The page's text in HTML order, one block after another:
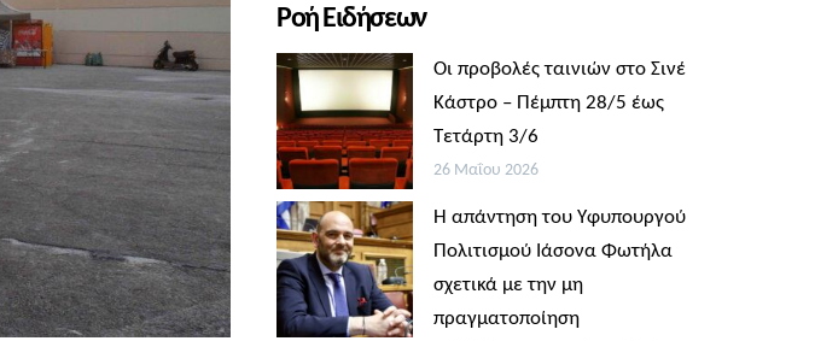
Ροή Ειδήσεων
Οι προβολές ταινιών στο Σινέ
Κάστρο – Πέμπτη 28/5 έως
Τετάρτη 3/6
26 Μαΐου 2026
Η απάντηση του Υφυπουργού
Πολιτισμού Ιάσονα Φωτήλα
σχετικά με την μη
πραγματοποίηση